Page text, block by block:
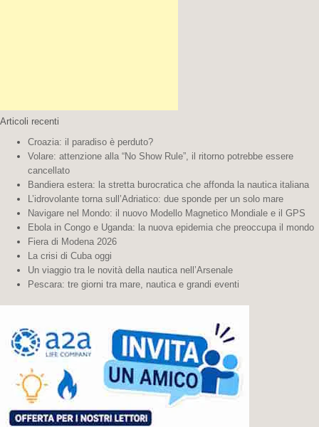
Articoli recenti
Croazia: il paradiso è perduto?
Volare: attenzione alla “No Show Rule”, il ritorno potrebbe essere
cancellato
Bandiera estera: la stretta burocratica che affonda la nautica italiana
L’idrovolante torna sull’Adriatico: due sponde per un solo mare
Navigare nel Mondo: il nuovo Modello Magnetico Mondiale e il GPS
Ebola in Congo e Uganda: la nuova epidemia che preoccupa il mondo
Fiera di Modena 2026
La crisi di Cuba oggi
Un viaggio tra le novità della nautica nell’Arsenale
Pescara: tre giorni tra mare, nautica e grandi eventi